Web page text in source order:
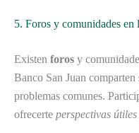
5. Foros y comunidades en
Existen foros y
Banco San Juan
problemas comunes.
ofrecerte perspectivas útiles